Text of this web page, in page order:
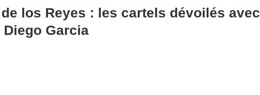
los Reyes : les cartels dévoilés avec
Diego Garcia